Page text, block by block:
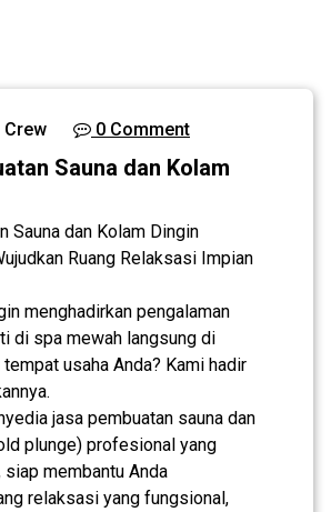
Crew 0 Comment
Sauna dan Kolam
Sauna dan Kolam Dingin
Ruang Relaksasi Impian
menghadirkan pengalaman
di spa mewah langsung di
tempat usaha Anda? Kami hadir
jasa pembuatan sauna dan
plunge) profesional yang
siap membantu Anda
relaksasi yang fungsional,